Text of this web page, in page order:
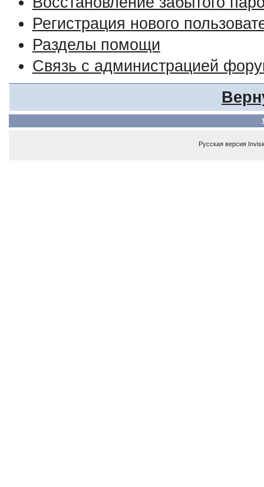
Регистрация нового
Разделы помощи
Связь с администрацией
Русская версия